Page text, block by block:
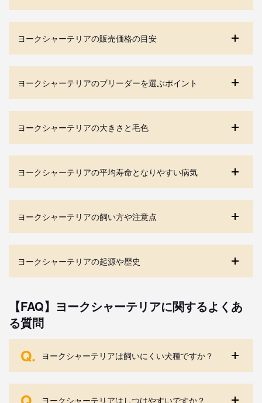
ヨークシャーテリアの販売価格の目安
ヨークシャーテリアのブリーダーを選ぶポイント
ヨークシャーテリアの大きさと毛色
ヨークシャーテリアの平均寿命となりやすい病気
ヨークシャーテリアの飼い方や注意点
ヨークシャーテリアの起源や歴史
【FAQ】ヨークシャーテリアに関するよくあ
る質問
Q. ヨークシャーテリアは飼いにくい犬種ですか？
ヨークシャーテリアはしつけやすいですか？